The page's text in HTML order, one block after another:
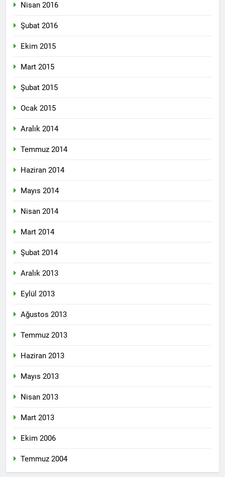
Nisan 2016
Şubat 2016
Ekim 2015
Mart 2015
Şubat 2015
Ocak 2015
Aralık 2014
Temmuz 2014
Haziran 2014
Mayıs 2014
Nisan 2014
Mart 2014
Şubat 2014
Aralık 2013
Eylül 2013
Ağustos 2013
Temmuz 2013
Haziran 2013
Mayıs 2013
Nisan 2013
Mart 2013
Ekim 2006
Temmuz 2004